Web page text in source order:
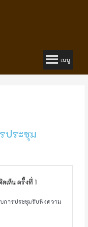
เมนู
ประชุม
เห็น ครั้งที่ 1
การประชุมรับฟังความ